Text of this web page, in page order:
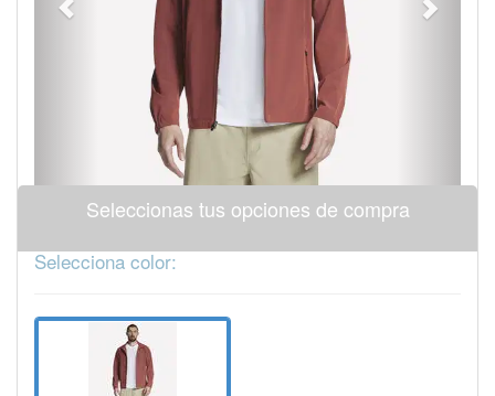
Seleccionas tus opciones de compra
Selecciona color: